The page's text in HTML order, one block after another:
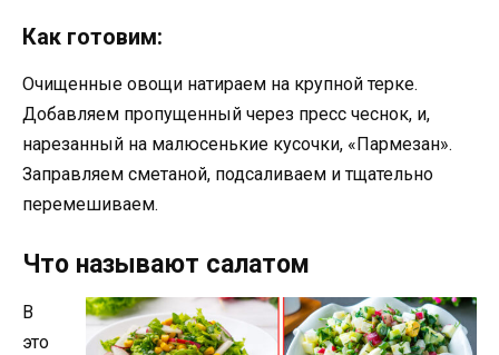
Как готовим:
Очищенные овощи натираем на крупной терке.
Добавляем пропущенный через пресс чеснок, и,
нарезанный на малюсенькие кусочки, «Пармезан».
Заправляем сметаной, подсаливаем и тщательно
перемешиваем.
Что называют салатом
В
это